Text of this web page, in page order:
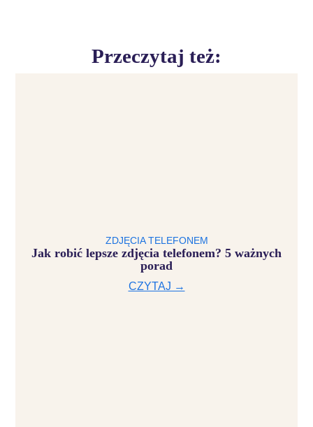
Przeczytaj też:
ZDJĘCIA TELEFONEM
Jak robić lepsze zdjęcia telefonem? 5 ważnych
porad
CZYTAJ →